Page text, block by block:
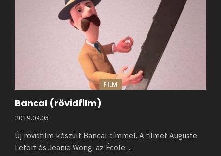
FILM
Bancal (rövidfilm)
2019.09.03
Új rövidfilm készült Bancal címmel. A filmet Auguste
Lefort és Jeanie Wong, az École ...